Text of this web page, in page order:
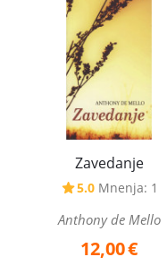
Zavedanje
5.0 Mnenja: 1
Anthony de Mello
12,00€